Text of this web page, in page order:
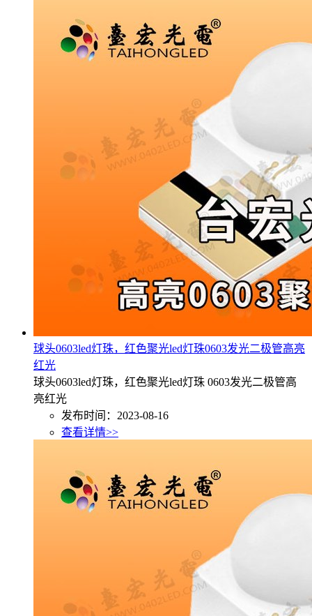
球头0603led灯珠，红色聚光led灯珠0603发光二极管高亮
红光
球头0603led灯珠，红色聚光led灯珠 0603发光二极管高
亮红光
发布时间：2023-08-16
查看详情>>